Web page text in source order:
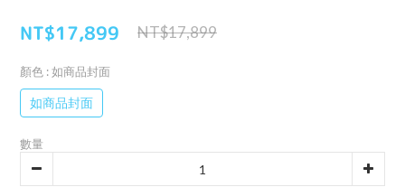
NT$17,899 NT$17,899
顏色 : 如商品封面
如商品封面
數量